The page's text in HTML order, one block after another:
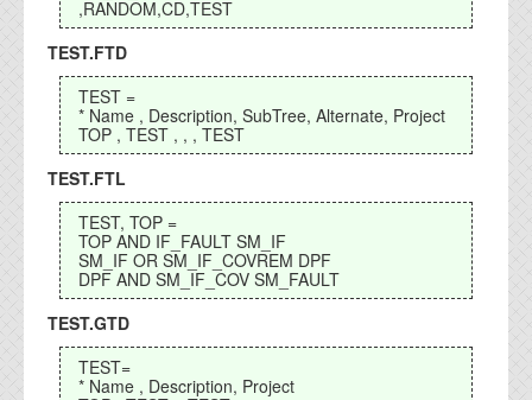
,RANDOM,CD,TEST
TEST.FTD
TEST =
* Name , Description, SubTree, Alternate, Project
TOP , TEST , , , TEST
TEST.FTL
TEST, TOP =
TOP AND IF_FAULT SM_IF
SM_IF OR SM_IF_COVREM DPF
DPF AND SM_IF_COV SM_FAULT
TEST.GTD
TEST=
* Name , Description, Project